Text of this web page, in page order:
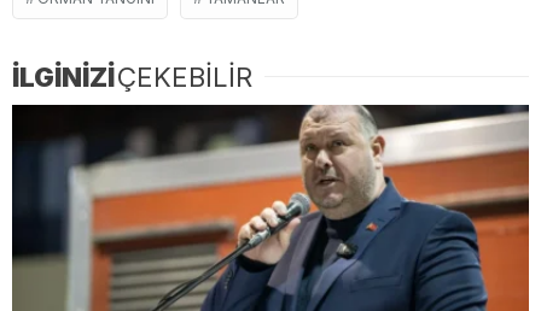
İLGİNİZİÇEKEBİLİR